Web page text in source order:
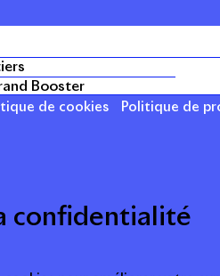
Booster
de cookies Politique de
confidentialité